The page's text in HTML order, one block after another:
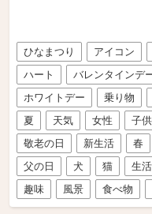
ひなまつり アイコン
ハート
バレンタインデ
ホワイトデー
乗り物
夏
天気 女性 子供
敬老の日
新生活 春
父の日
犬 猫 生活
趣味
風景 食べ物